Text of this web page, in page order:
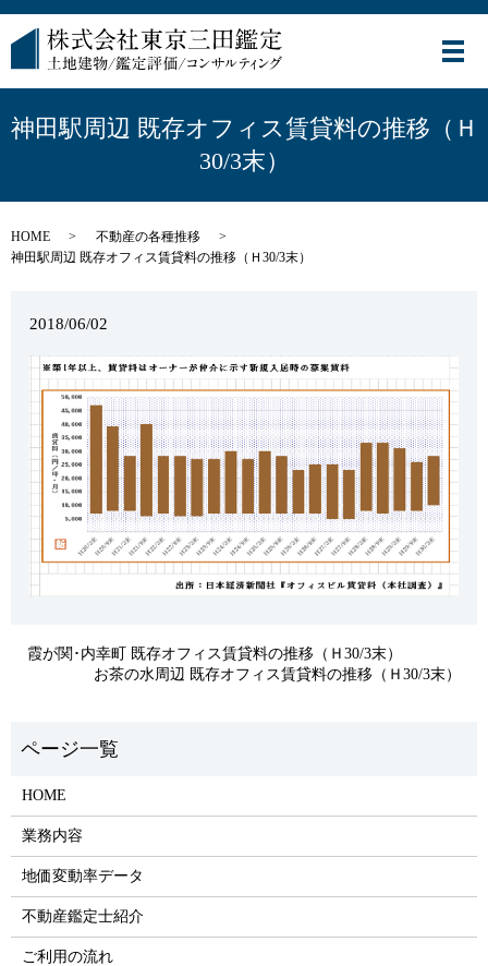
メ
神田駅周辺 既存オフィス賃貸料の推移（Ｈ
30/3末）
HOME
不動産の各種推移
神田駅周辺 既存オフィス賃貸料の推移（Ｈ30/3末）
2018/06/02
霞が関･内幸町 既存オフィス賃貸料の推移（Ｈ30/3末）
お茶の水周辺 既存オフィス賃貸料の推移（Ｈ30/3末）
HOME
業務内容
地価変動率データ
不動産鑑定士紹介
ご利用の流れ